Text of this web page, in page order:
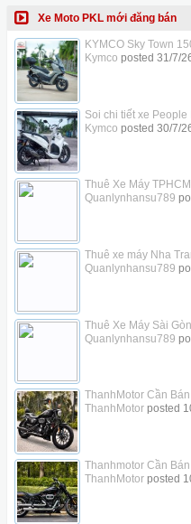
Xe Moto PKL mới đăng bán
KYMCO Sky Town
Kymco posted 31/7/
Soi chi tiết xe People
Kymco posted 30/7/
Thuê Xe Máy
Quanlynhansu789
Thuê xe máy Nha
Quanlynhansu789
Thuê Xe Máy Sài
Quanlynhansu789
ThanhMotor Cần
ThanhMotorposted
Thanhmotor Cần
ThanhMotorposted